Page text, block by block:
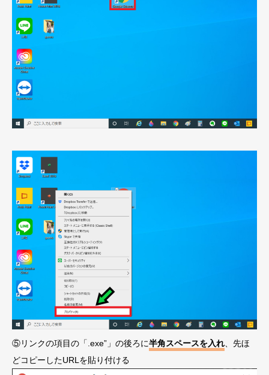
⑤リンクの項目の「.exe”」の後ろに半角スペースを入れ 、先ほ
どコピーしたURLを貼り付ける